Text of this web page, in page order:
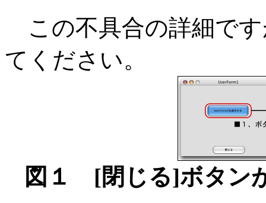
この不具合の詳細で
てください。
図１ [閉じる]ボタン